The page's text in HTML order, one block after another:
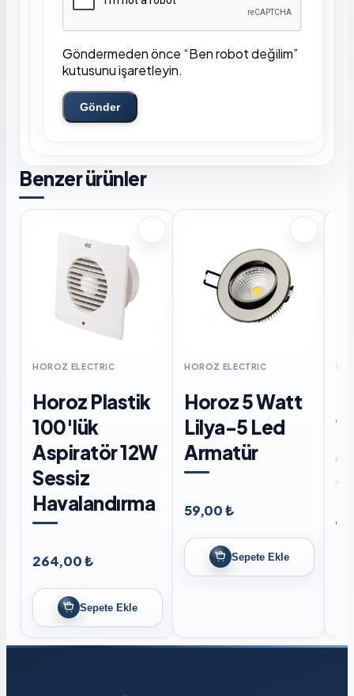
Göndermeden önce “Ben robot değilim”
kutusunu işaretleyin.
Gönder
Benzer ürünler
HOROZ ELECTRIC
Horoz Plastik
100'lük
Aspiratör 12W
Sessiz
Havalandırma
264,00 ₺
Sepete Ekle
HOROZ ELECTRIC
Horoz 5 Watt
Lilya-5 Led
Armatür
59,00 ₺
Sepete Ekle